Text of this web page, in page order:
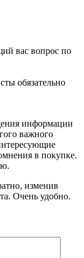
вас вопрос по
обязательно
информации
важного
в покупке.
изменив
Очень удобно.